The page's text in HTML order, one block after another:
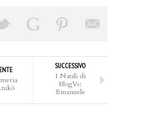
SUCCESSIVO
I Natali di
BlogVs:
Emanuele